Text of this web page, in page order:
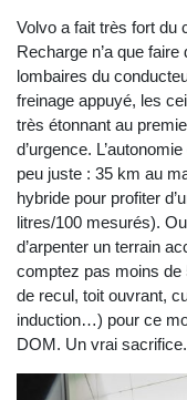
Volvo a fait très fort du
Recharge n’a que
lombaires du
freinage appuyé, les
très étonnant au
d’urgence.
peu juste : 35 km au
hybride pour profiter
litres/100 mesurés).
d’arpenter un terrain
comptez pas moins de
de recul, toit ouvrant,
induction…) pour ce
DOM. Un vrai sacrifice.